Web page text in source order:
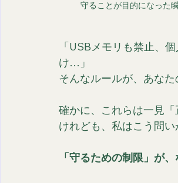
守ることが目的になった
「USBメモリも禁止、
け…」
そんなルールが、あなた
確かに、これらは一見「
けれども、私はこう問い
「守るための制限」が